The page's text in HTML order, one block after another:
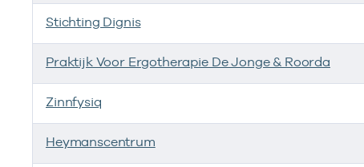
Stichting Dignis
Praktijk Voor Ergotherapie De Jonge & Roorda
Zinnfysiq
Heymanscentrum